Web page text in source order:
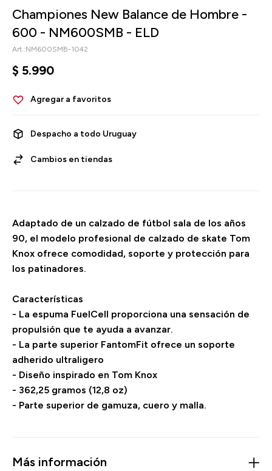
Championes New Balance de Hombre -
600 - NM600SMB - ELD
NM600SMB-1042
$ 5.990
Despacho a todo Uruguay
Cambios en tiendas
Adaptado de un calzado de fútbol sala de los años
90, el modelo profesional de calzado de skate Tom
Knox ofrece comodidad, soporte y protección para
los patinadores.
Características
- La espuma FuelCell proporciona una sensación de
propulsión que te ayuda a avanzar.
- La parte superior FantomFit ofrece un soporte
adherido ultraligero
- Diseño inspirado en Tom Knox
- 362,25 gramos (12,8 oz)
- Parte superior de gamuza, cuero y malla.
Más información